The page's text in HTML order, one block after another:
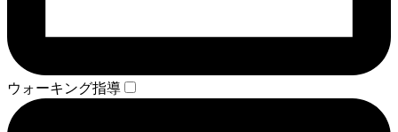
ウォーキング指導